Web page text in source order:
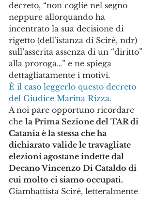
decreto, “non coglie nel segno
neppure allorquando ha
incentrato la sua decisione di
rigetto (dell’istanza di Scirè, ndr)
sull’asserita assenza di un “diritto”
alla proroga…” e ne spiega
dettagliatamente i motivi.
È il caso leggerlo questo decreto
del Giudice Marina Rizza.
A noi pare opportuno ricordare
che la Prima Sezione del TAR di
Catania è la stessa che ha
dichiarato valide le travagliate
elezioni agostane indette dal
Decano Vincenzo Di Cataldo di
cui molto ci siamo occupati.
Giambattista Scirè, letteralmente